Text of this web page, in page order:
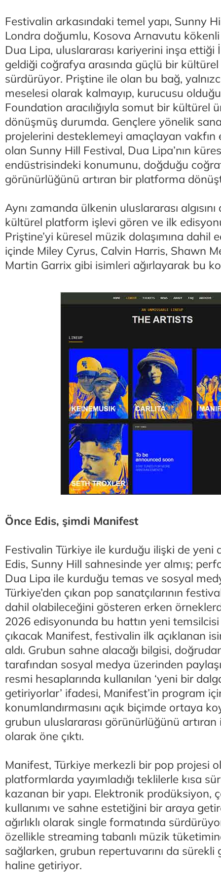
Festivalin arkasındaki temel yapı, Sunny
Londra doğumlu, Kosova Arnavutu
Dua Lipa, uluslararası kariyerini inşa ettiği
geldiği coğrafya arasında güçlü bir
sürdürüyor. Priştine ile olan bu bağ,
meselesi olarak kalmayıp, kurucusu
Foundation aracılığıyla somut bir kültürel
dönüşmüş durumda. Gençlere yönelik
projelerini desteklemeyi amaçlayan vakfın
olan Sunny Hill Festival, Dua Lipa’nın
endüstrisindeki konumunu, doğduğu
görünürlüğünü artıran bir platforma
Aynı zamanda ülkenin uluslararası
kültürel platform işlevi gören ve ilk
Priştine’yi küresel müzik dolaşımına dahil
içinde Miley Cyrus, Calvin Harris, Shawn
Martin Garrix gibi isimleri ağırlayarak bu
Önce Edis, şimdi Manifest
Festivalin Türkiye ile kurduğu ilişki de yeni
Edis, Sunny Hill sahnesinde yer almış;
Dua Lipa ile kurduğu temas ve sosyal
Türkiye’den çıkan pop sanatçılarının
dahil olabileceğini gösteren erken
2026 edisyonunda bu hattın yeni
çıkacak Manifest, festivalin ilk açıklanan
aldı. Grubun sahne alacağı bilgisi,
tarafından sosyal medya üzerinden
resmi hesaplarında kullanılan ‘yeni bir
getiriyorlar’ ifadesi, Manifest’in program
konumlandırmasını açık biçimde ortaya
grubun uluslararası görünürlüğünü artıran
olarak öne çıktı.
Manifest, Türkiye merkezli bir pop projesi
platformlarda yayımladığı teklilerle kısa
kazanan bir yapı. Elektronik prodüksiyon,
kullanımı ve sahne estetiğini bir araya
ağırlıklı olarak single formatında
özellikle streaming tabanlı müzik
sağlarken, grubun repertuvarını da sürekli
haline getiriyor.